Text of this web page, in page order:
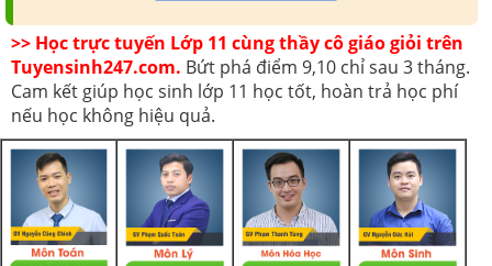
>> Học trực tuyến Lớp 11 cùng thầy cô giáo giỏi trên
Tuyensinh247.com. Bứt phá điểm 9,10 chỉ sau 3 tháng.
Cam kết giúp học sinh lớp 11 học tốt, hoàn trả học phí
nếu học không hiệu quả.